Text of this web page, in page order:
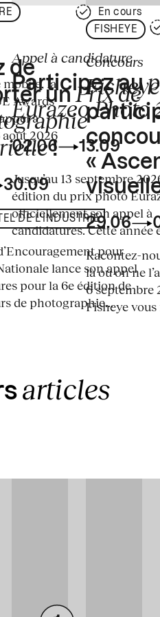
la
Awards
à
août 2026
En cours
de
unPrix de
!
30.09
DE L'INDUSTRIE
pour
lance son appel
pour la 6e édition de
de photographie...
Appel à candidature
Participez au
Eurazeo Photo
02.06 13.09
Jusqu’au 13 septembre
édition du prix photo
officiellement son appel à
candidatures. Cette année
FISHEYE
Concours
Fisheye
«
29.06
Racontez-
là où on ne
6 septembre
Fisheye
articles